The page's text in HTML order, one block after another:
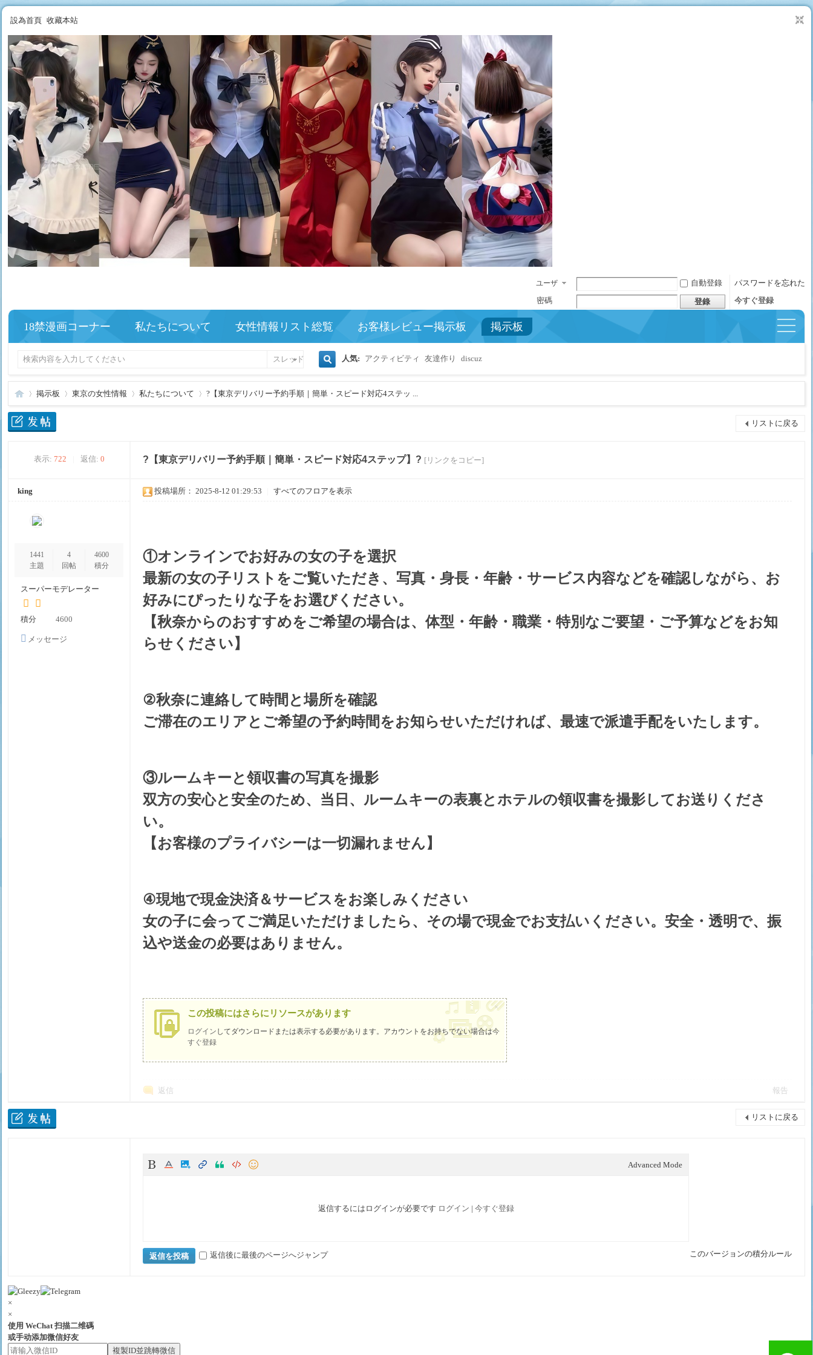
設為首頁 收藏本站
ユーザ
ー名
自動登錄
パスワードを忘れた
密碼
登錄 今すぐ登録
ーシ
18禁漫画コーナー 私たちについて 女性情報リスト総覧 お客様レビュー掲示板 掲示板
スレッド 人気: アクティビティ 友達作り discuz
阪
掲示板 東京の女性情報 私たちについて ?【東京デリバリー予約手順｜簡単・スピード対応4ステッ ...
リストに戻る
表示: 722 返信: 0 ?【東京デリバリー予約手順｜簡単・スピード対応4ステップ】? [リンクをコピー]
king
1441
主題
4
回帖
4600
積分
スーパーモデレーター
積分 4600
メッセージ
投稿場所： 2025-8-12 01:29:53 すべてのフロアを表示
①オンラインでお好みの女の子を選択
最新の女の子リストをご覧いただき、写真・身長・年齢・サービス内容などを確認しながら、お
好みにぴったりな子をお選びください。
【秋奈からのおすすめをご希望の場合は、体型・年齢・職業・特別なご要望・ご予算などをお知
らせください】
②秋奈に連絡して時間と場所を確認
ご滞在のエリアとご希望の予約時間をお知らせいただければ、最速で派遣手配をいたします。
③ルームキーと領収書の写真を撮影
双方の安心と安全のため、当日、ルームキーの表裏とホテルの領収書を撮影してお送りくださ
い。
【お客様のプライバシーは一切漏れません】
④現地で現金決済＆サービスをお楽しみください
女の子に会ってご満足いただけましたら、その場で現金でお支払いください。安全・透明で、振
込や送金の必要はありません。
この投稿にはさらにリソースがあります
ログイン してダウンロードまたは表示する必要があります。アカウントをお持ちでない場合は今
すぐ登録
×
返信 報告
リストに戻る
Advanced Mode
返信するにはログインが必要です ログイン | 今すぐ登録
このバージョンの積分ルール
返信を投稿 返信後に最後のページへジャンプ
×
×
使用 WeChat 扫描二维碼
或手动添加微信好友
複製ID並跳轉微信